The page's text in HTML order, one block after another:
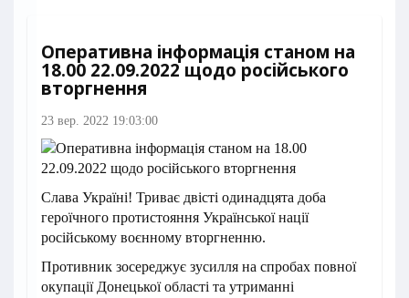
Оперативна інформація станом на
18.00 22.09.2022 щодо російського
вторгнення
23 вер. 2022 19:03:00
Слава Україні! Триває двісті одинадцята доба
героїчного протистояння Української нації
російському воєнному вторгненню.
Противник зосереджує зусилля на спробах повної
окупації Донецької області та утриманні